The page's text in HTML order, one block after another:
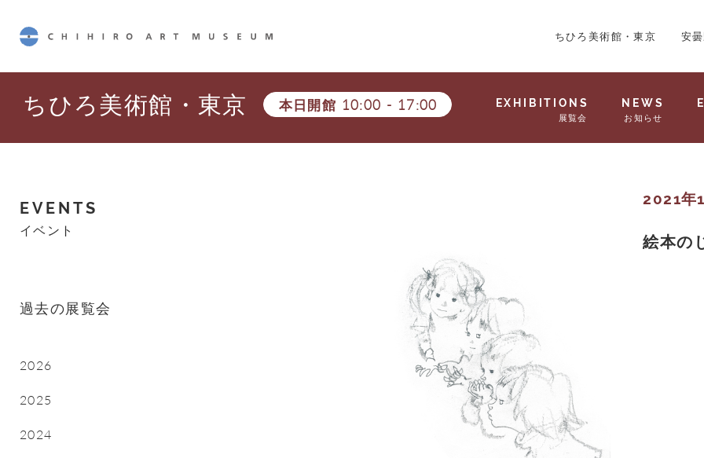
ちひろ美術館・東京 安
ちひろ美術館・東京 本日開館 10:00 - 17:00 EXHIBITIONS
展覧会
NEWS
お知らせ
2021年
絵本の
EVENTS
イベント
過去の展覧会
2026
2025
2024